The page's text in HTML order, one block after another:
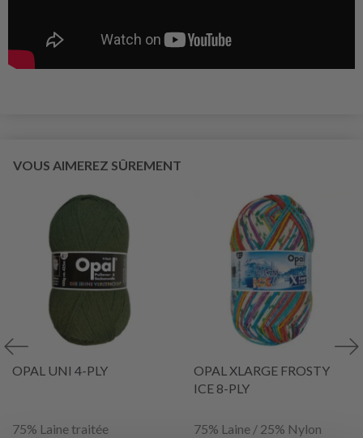
VOUS AIMEREZ SÛREMENT
OPAL UNI 4-PLY
75% Laine traitée
OPAL XLARGE FROSTY
ICE 8-PLY
75% Laine / 25% Nylon